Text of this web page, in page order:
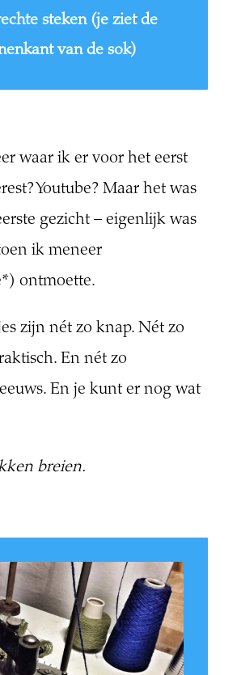
steken (je ziet de
van de sok)
waar ik er voor het eerst
Youtube? Maar het was
gezicht – eigenlijk was
ik meneer
ontmoette.
zijn nét zo knap. Nét zo
En nét zo
En je kunt er nog wat
breien.